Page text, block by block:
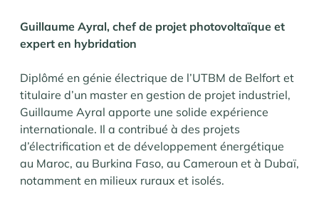
Guillaume Ayral, chef de projet photovoltaïque et
expert en hybridation
Diplômé en génie électrique de l’UTBM de Belfort et
titulaire d’un master en gestion de projet industriel,
Guillaume Ayral apporte une solide expérience
internationale. Il a contribué à des projets
d’électrification et de développement énergétique
au Maroc, au Burkina Faso, au Cameroun et à Dubaï,
notamment en milieux ruraux et isolés.